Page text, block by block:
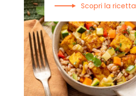
Scopri la ricetta